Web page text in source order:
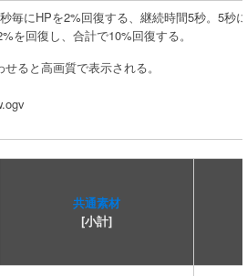
毎にHPを2%回復する、継続時間5秒。5秒
を回復し、合計で10%回復する。
ると高画質で表示される。
共通素材
[小計]